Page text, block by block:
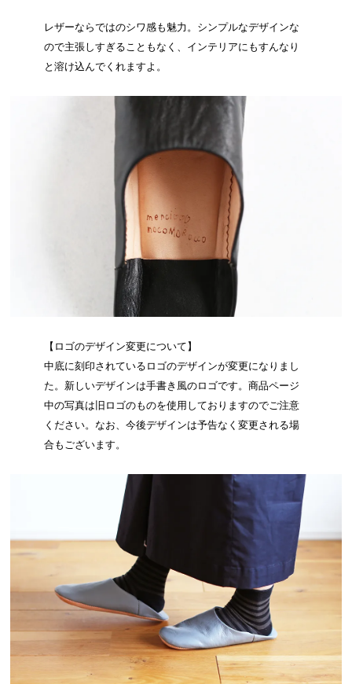
レザーならではのシワ感も魅力。シンプルなデザインな
ので主張しすぎることもなく、インテリアにもすんなり
と溶け込んでくれますよ。
【ロゴのデザイン変更について】
中底に刻印されているロゴのデザインが変更になりまし
た。新しいデザインは手書き風のロゴです。商品ページ
中の写真は旧ロゴのものを使用しておりますのでご注意
ください。なお、今後デザインは予告なく変更される場
合もございます。